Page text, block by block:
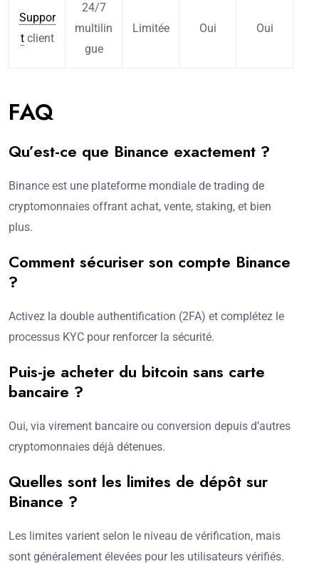
Suppor
tclient
24/7
multilin
gue
Limitée Oui Oui
FAQ
Qu’est-ce que Binance exactement ?
Binance est une plateforme mondiale de trading de
cryptomonnaies offrant achat, vente, staking, et bien
plus.
Comment sécuriser son compte Binance
?
Activez la double authentification (2FA) et complétez le
processus KYC pour renforcer la sécurité.
Puis-je acheter du bitcoin sans carte
bancaire ?
Oui, via virement bancaire ou conversion depuis d’autres
cryptomonnaies déjà détenues.
Quelles sont les limites de dépôt sur
Binance ?
Les limites varient selon le niveau de vérification, mais
sont généralement élevées pour les utilisateurs vérifiés.